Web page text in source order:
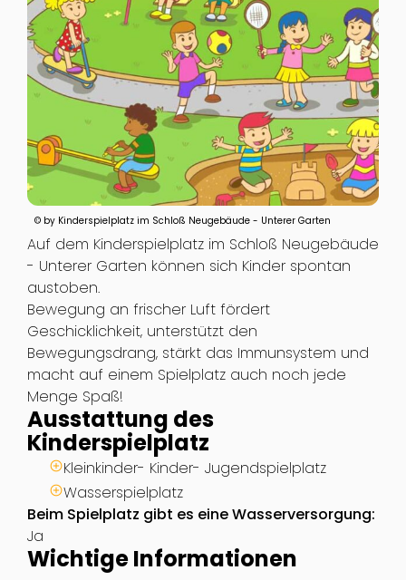
© by Kinderspielplatz im Schloß Neugebäude - Unterer Garten
Auf dem Kinderspielplatz im Schloß Neugebäude
- Unterer Garten können sich Kinder spontan
austoben.
Bewegung an frischer Luft fördert
Geschicklichkeit, unterstützt den
Bewegungsdrang, stärkt das Immunsystem und
macht auf einem Spielplatz auch noch jede
Menge Spaß!
Ausstattung des
Kinderspielplatz
Kleinkinder- Kinder- Jugendspielplatz
Wasserspielplatz
Beim Spielplatz gibt es eine Wasserversorgung:
Ja
Wichtige Informationen